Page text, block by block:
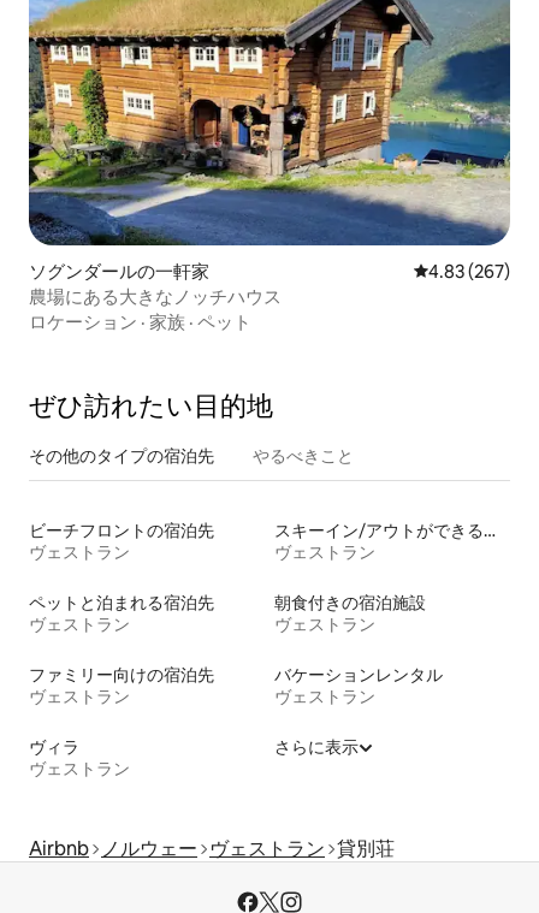
ソグンダールの一軒家 レビュー267
4.83 (267)
農場にある大きなノッチハウス
ロケーション · 家族 · ペット
ぜひ訪⁠れ⁠た⁠い目⁠的⁠地
その他のタ⁠イ⁠プ⁠の宿⁠泊⁠先 やるべきこと
ビーチフロントの宿泊先
ヴェストラン
スキーイン/アウトができる宿泊先
ヴェストラン
ペットと泊まれる宿泊先
ヴェストラン
朝食付きの宿泊施設
ヴェストラン
ファミリー向けの宿泊先
ヴェストラン
バケーションレンタル
ヴェストラン
ヴィラ
ヴェストラン
さらに表示
Airbnb ノルウェー ヴェストラン 貸別荘